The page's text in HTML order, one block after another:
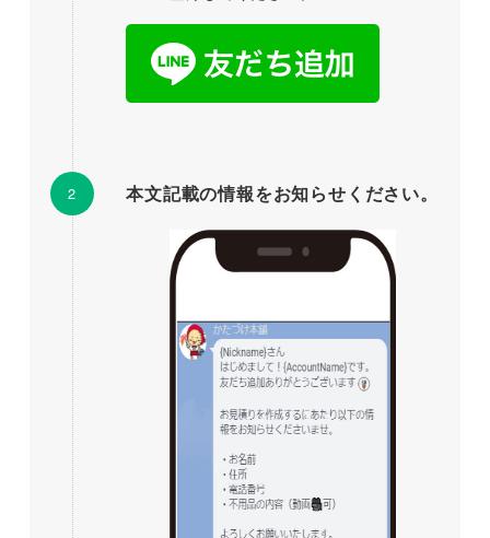
本文記載の情報をお知らせください。